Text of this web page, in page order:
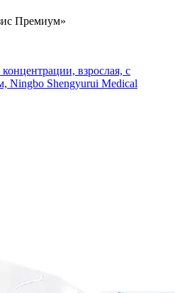
Премиум»
взрослая, с
Ningbo Shengyurui Medical